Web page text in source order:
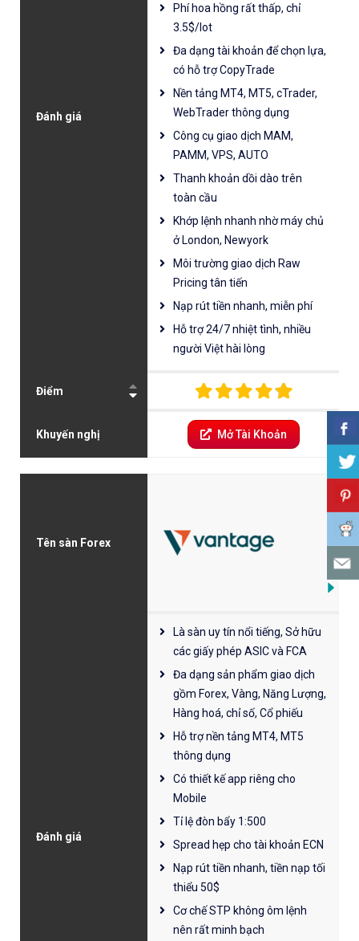
Đánh giá
Phí hoa hồng rất thấp, chỉ
3.5$/lot
Đa dạng tài khoản để chọn lựa,
có hỗ trợ CopyTrade
Nền tảng MT4, MT5, cTrader,
WebTrader thông dụng
Công cụ giao dịch MAM,
PAMM, VPS, AUTO
Thanh khoản dồi dào trên
toàn cầu
Khớp lệnh nhanh nhờ máy chủ
ở London, Newyork
Môi trường giao dịch Raw
Pricing tân tiến
Nạp rút tiền nhanh, miễn phí
Hỗ trợ 24/7 nhiệt tình, nhiều
người Việt hài lòng
Điểm
Khuyến nghị Mở Tài Khoản
Tên sàn Forex
Đánh giá
Là sàn uy tín nổi tiếng, Sở hữu
các giấy phép ASIC và FCA
Đa dạng sản phẩm giao dịch
gồm Forex, Vàng, Năng Lượng,
Hàng hoá, chỉ số, Cổ phiếu
Hỗ trợ nền tảng MT4, MT5
thông dụng
Có thiết kế app riêng cho
Mobile
Tỉ lệ đòn bẩy 1:500
Spread hẹp cho tài khoản ECN
Nạp rút tiền nhanh, tiền nạp tối
thiểu 50$
Cơ chế STP không ôm lệnh
nên rất minh bạch